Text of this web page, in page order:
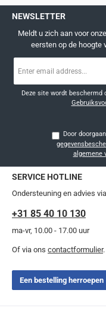
NEWSLETTER
Meldt u zich aan voor
eersten op de hoogte
mailadres
Deze site wordt beschermd
algemene
SERVICE HOTLINE
Ondersteuning en advies
+31 85 40 10 130
ma-vr, 10.00 - 17.00 uur
Of via ons contactformulier.
Een bestelling herroepen